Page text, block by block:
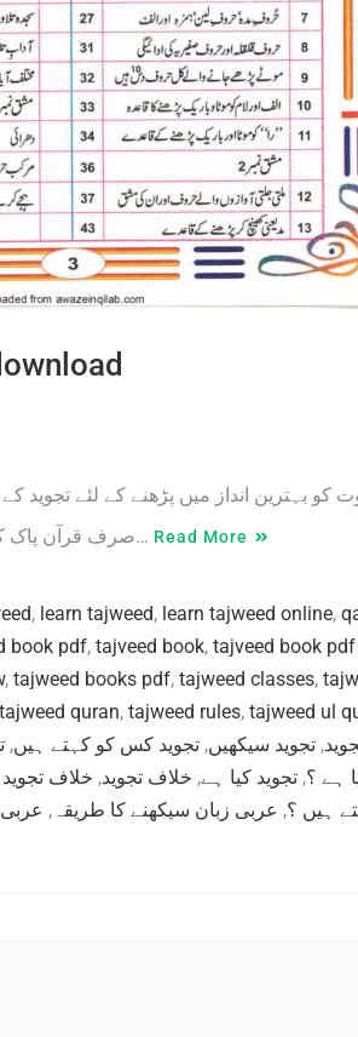
کو بہترین انداز میں پڑھنے کے لئے
صرف قرآن پاک کے الفاظ کو درست ادا کیا جاتا ہے بلکہ اس کے معانی بھی… Read More
, learn tajweed, learn tajweed online,
book pdf, tajveed book, tajveed book
, tajweed books pdf, tajweed classes,
tajweed quran, tajweed rules, tajweed ul
, تجوید سیکھیں, تجوید کس کو کہتے ہیں,
ہے ؟, تجوید کیا ہے, خلاف تجوید, خلاف
ہیں ؟, عربی زبان سیکھنے کا طریقہ ,